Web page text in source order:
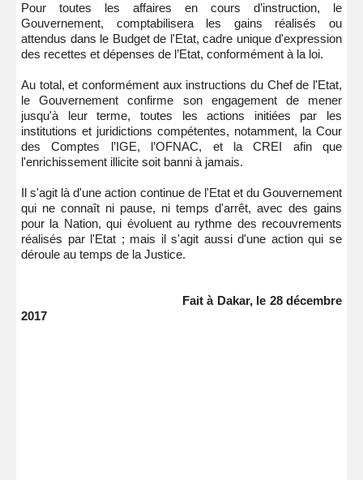
Pour toutes les affaires en cours d’instruction, le
Gouvernement, comptabilisera les gains réalisés ou
attendus dans le Budget de l'Etat, cadre unique d'expression
des recettes et dépenses de l’Etat, conformément à la loi.
Au total, et conformément aux instructions du Chef de l'Etat,
le Gouvernement confirme son engagement de mener
jusqu'à leur terme, toutes les actions initiées par les
institutions et juridictions compétentes, notamment, la Cour
des Comptes l’IGE, l’OFNAC, et la CREI afin que
l'enrichissement illicite soit banni à jamais.
Il s'agit là d'une action continue de l'Etat et du Gouvernement
qui ne connaît ni pause, ni temps d'arrêt, avec des gains
pour la Nation, qui évoluent au rythme des recouvrements
réalisés par l'Etat ; mais il s'agit aussi d'une action qui se
déroule au temps de la Justice.
Fait à Dakar, le 28 décembre
2017